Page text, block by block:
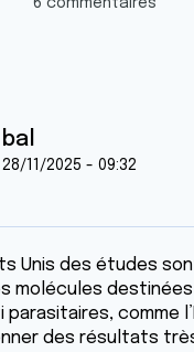
6 commentaires
bal
28/11/2025 - 09:32
Unis des études
molécules
comme
des résultats